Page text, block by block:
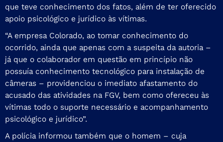
que teve conhecimento dos fatos, além de ter oferecido
apoio psicológico e jurídico às vítimas.
“A empresa Colorado, ao tomar conhecimento do
ocorrido, ainda que apenas com a suspeita da autoria –
já que o colaborador em questão em princípio não
possuía conhecimento tecnológico para instalação de
câmeras – providenciou o imediato afastamento do
acusado das atividades na FGV, bem como ofereceu às
vítimas todo o suporte necessário e acompanhamento
psicológico e jurídico”.
A polícia informou também que o homem – cuja